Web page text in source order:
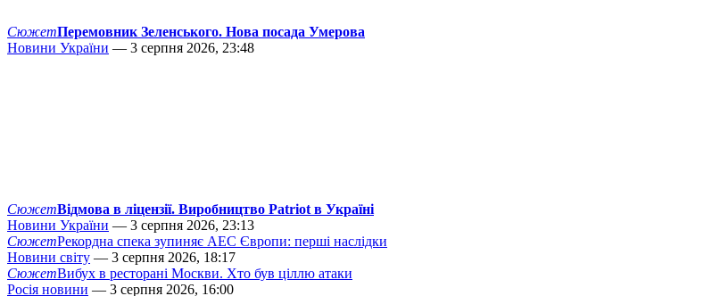
СюжетПеремовник Зеленського. Нова посада Умерова
Новини України — 3 серпня 2026, 23:48
СюжетВідмова в ліцензії. Виробництво Patriot в Україні
Новини України — 3 серпня 2026, 23:13
СюжетРекордна спека зупиняє АЕС Європи: перші наслідки
Новини світу — 3 серпня 2026, 18:17
СюжетВибух в ресторані Москви. Хто був ціллю атаки
Росія новини — 3 серпня 2026, 16:00